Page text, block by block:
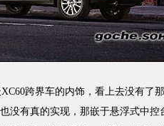
跨界车的内饰，看上去没有了
也没有真的实现，那嵌于悬浮式中